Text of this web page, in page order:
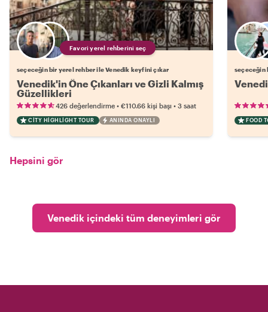
Favori yerel rehberini seç
seçeceğin bir yerel rehber ile Venedik keyfini çıkar
Venedik'in Öne Çıkanları ve Gizli Kalmış
Güzellikleri
426 değerlendirme • €110.66 kişi başı • 3 saat
CITY HIGHLIGHT TOUR ANINDA ONAYLI
seçeceğin
FOOD
Hepsini gör
Venedik içindeki tüm deneyimleri gör